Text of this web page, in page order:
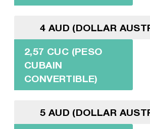
4 AUD (DOLLAR
2,57 CUC (PESO
CUBAIN
CONVERTIBLE)
5 AUD (DOLLAR